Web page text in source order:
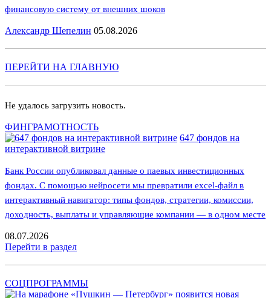
финансовую систему от внешних шоков
Александр Шепелин 05.08.2026
ПЕРЕЙТИ НА ГЛАВНУЮ
Не удалось загрузить новость.
ФИНГРАМОТНОСТЬ
647 фондов на
интерактивной витрине
Банк России опубликовал данные о паевых инвестиционных
фондах. С помощью нейросети мы превратили excel-файл в
интерактивный навигатор: типы фондов, стратегии, комиссии,
доходность, выплаты и управляющие компании — в одном месте
08.07.2026
Перейти в раздел
СОЦПРОГРАММЫ